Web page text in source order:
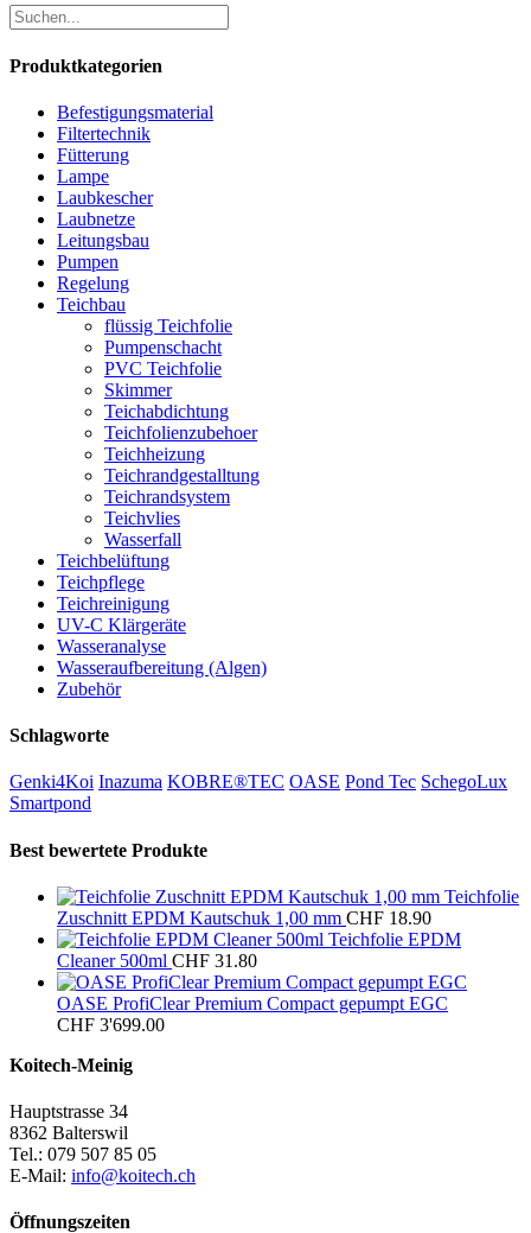
Produktkategorien
Befestigungsmaterial
Filtertechnik
Fütterung
Lampe
Laubkescher
Laubnetze
Leitungsbau
Pumpen
Regelung
Teichbau
flüssig Teichfolie
Pumpenschacht
PVC Teichfolie
Skimmer
Teichabdichtung
Teichfolienzubehoer
Teichheizung
Teichrandgestalltung
Teichrandsystem
Teichvlies
Wasserfall
Teichbelüftung
Teichpflege
Teichreinigung
UV-C Klärgeräte
Wasseranalyse
Wasseraufbereitung (Algen)
Zubehör
Schlagworte
Genki4Koi Inazuma KOBRE®TEC OASE Pond Tec SchegoLux
Smartpond
Best bewertete Produkte
Teichfolie
Zuschnitt EPDM Kautschuk 1,00 mm CHF 18.90
Teichfolie EPDM
Cleaner 500ml CHF 31.80
OASE ProfiClear Premium Compact gepumpt EGC
CHF 3'699.00
Koitech-Meinig
Hauptstrasse 34
8362 Balterswil
Tel.: 079 507 85 05
E-Mail: info@koitech.ch
Öffnungszeiten